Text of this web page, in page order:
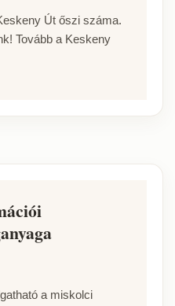
Út őszi száma.
Tovább a Keskeny
a miskolci